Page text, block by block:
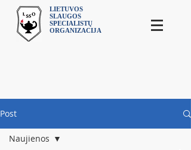
LIETUVOS
SLAUGOS
SPECIALISTŲ
ORGANIZACIJA
Post
Naujienos